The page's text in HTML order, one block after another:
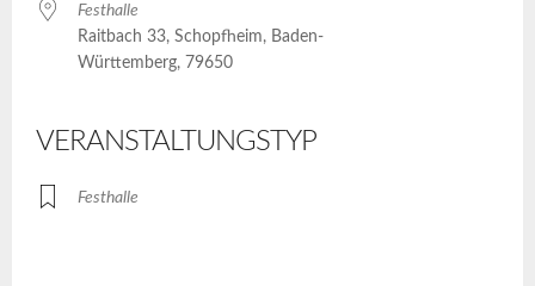
Festhalle
Raitbach 33, Schopfheim, Baden-
Württemberg, 79650
VERANSTALTUNGSTYP
Festhalle